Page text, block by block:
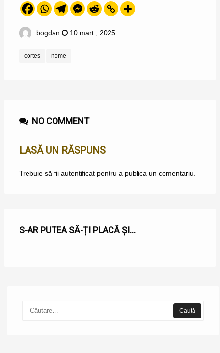
bogdan 10 mart., 2025
cortes home
NO COMMENT
LASĂ UN RĂSPUNS
Trebuie să fii autentificatpentru a publica un comentariu.
S-AR PUTEA SĂ-ȚI PLACĂ ȘI...